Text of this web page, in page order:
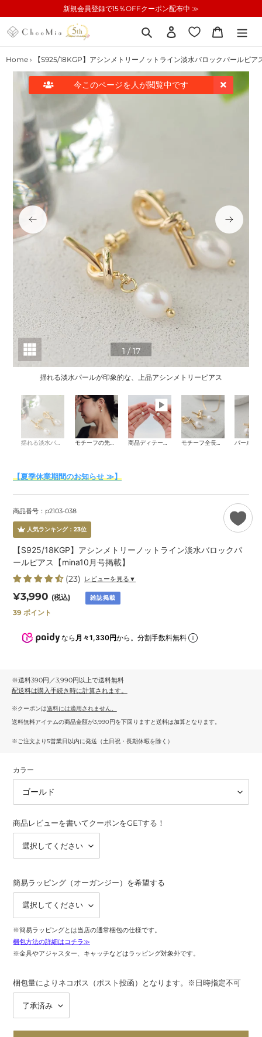
ン
テ
ツ
新規会員登録で15％OFFクーポン配布中 ≫
検索 ログイン カート
今このページを人が閲覧中です
Home › 【S925/18KGP】アシンメトリーノットライン淡水バロックパールピ
揺れる淡水パールが印象的な、上品アシンメトリーピアス
1 / 17
揺れる淡水パールが印象的な、上品アシンメトリーピアス モチーフの先にはバロックパール 商品ディテール動画 モチーフ全長：約3cm
【夏季休業期間のお知らせ ≫】
商品番号：p2103-038
人気ランキング： 23位
【S925/18KGP】アシンメトリーノットライン淡水バロックパ
ールピアス【mina10月号掲載】
(23) レビューを見る▼
通
常
¥3,990 (税込) 雑誌掲載
39 ポイント
なら 月々1,330円から。分割手数料無料
※送料390円／3,990円以上で送料無料
配送料は購入手続き時に計算されます。
※クーポンは送料には適用されません。
送料無料アイテムの商品金額が3,990円を下回りますと送料は加算となります。
※ご注文より5営業日以内に発送（土日祝・長期休暇を除く）
カラー
商品レビューを書いてクーポンをGETする！
簡易ラッピング（オーガンジー）を希望する
※簡易ラッピングとは当店の通常梱包の仕様です。
梱包方法の詳細はコチラ≫
※金具やアジャスター、キャッチなどはラッピング対象外です。
梱包量によりネコポス（ポスト投函）となります。※日時指定不可